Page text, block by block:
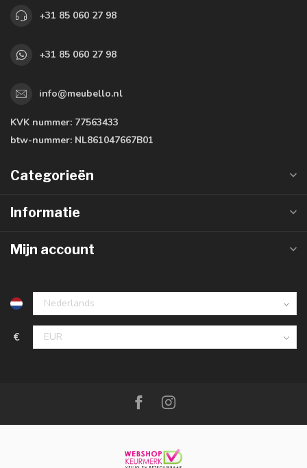
+31 85 060 27 98
+31 85 060 27 98
info@meubello.nl
KVK nummer: 77563433
btw-nummer: NL861047667B01
Categorieën
Informatie
Mijn account
€